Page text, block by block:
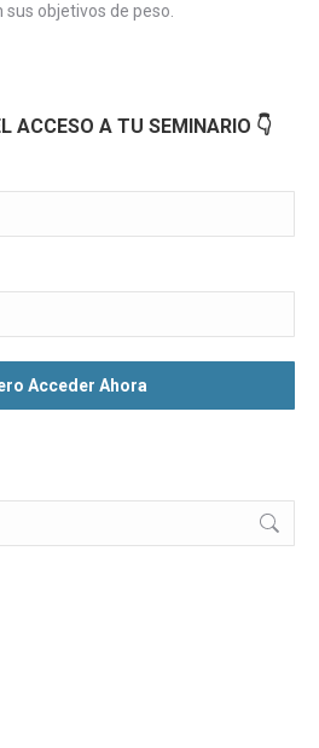
objetivos de peso.
ACCESO A TU SEMINARIO 👇